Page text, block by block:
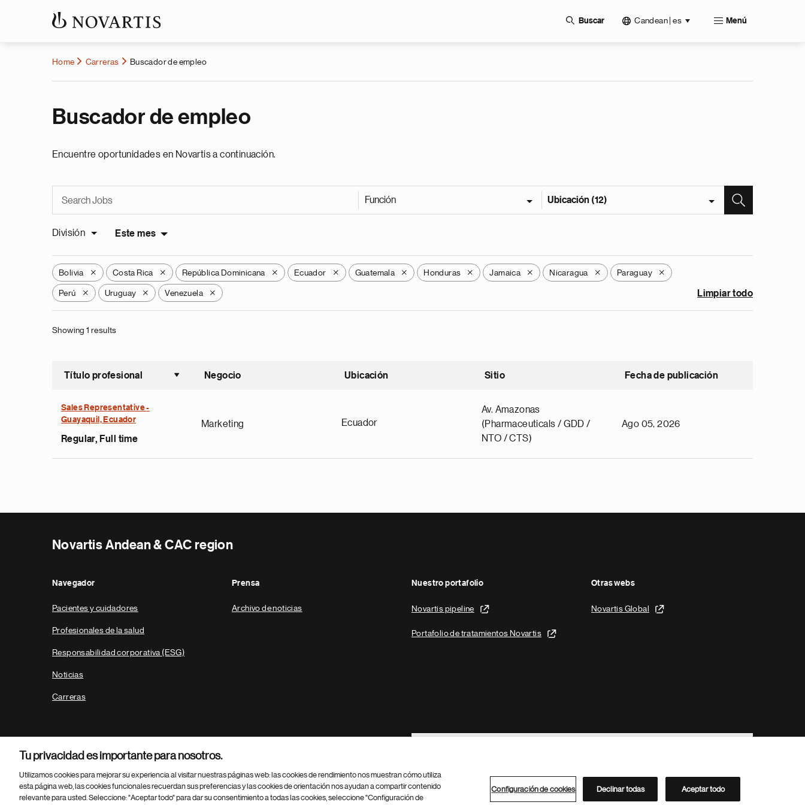
Buscar Candean | es Menú
Home Carreras Buscador de empleo
Buscador de empleo
Encuentre oportunidades en Novartis a continuación.
Función Ubicación (12)
División Este mes
Bolivia X Costa Rica X República Dominicana X Ecuador X Guatemala X Honduras X Jamaica X Nicaragua X Paraguay X
Perú X Uruguay X Venezuela X Limpiar todo
Showing 1 results
Título profesional
Ordenar ascendente
Negocio Ubicación Sitio Fecha de publicación
Sales Representative -
Guayaquil, Ecuador
Regular, Full time
Marketing Ecuador
Av. Amazonas
(Pharmaceuticals / GDD /
NTO / CTS)
Ago 05, 2026
Novartis Andean & CAC region
Navegador
Pacientes y cuidadores
Profesionales de la salud
Responsabilidad corporativa (ESG)
Noticias
Carreras
Prensa
Archivo de noticias
Nuestro portafolio
Novartis pipeline
Portafolio de tratamientos Novartis
Otras webs
Novartis Global
Footer Site Search
Parte
© 2026 Novartis AG Directorio de Novartis
Tu privacidad es importante para nosotros.
Utilizamos cookies para mejorar su experiencia al visitar nuestras páginas web: las cookies de rendimiento nos muestran cómo utiliza
esta página web, las cookies funcionales recuerdan sus preferencias y las cookies de orientación nos ayudan a compartir contenido
relevante para usted. Seleccione: "Aceptar todo" para dar su consentimiento a todas las cookies, seleccione "Configuración de
Configuración de cookies Declinar todas Aceptar todo